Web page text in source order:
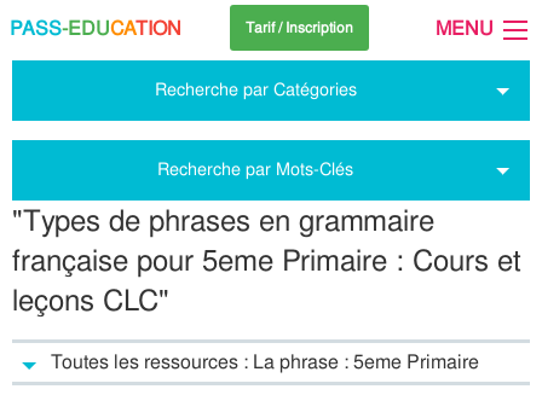
PASS-EDUCATION Tarif / Inscription MENU
Recherche par Catégories
Recherche par Mots-Clés
"Types de phrases en grammaire
française pour 5eme Primaire : Cours et
leçons CLC"
Toutes les ressources : La phrase : 5eme Primaire